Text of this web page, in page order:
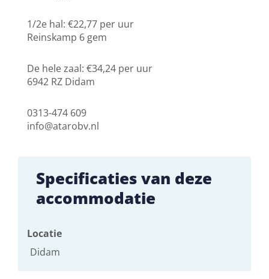
1/2e hal: €22,77 per uur
Reinskamp 6 gem
De hele zaal: €34,24 per uur
6942 RZ Didam
0313-474 609
info@atarobv.nl
Specificaties van deze
accommodatie
Locatie
Didam